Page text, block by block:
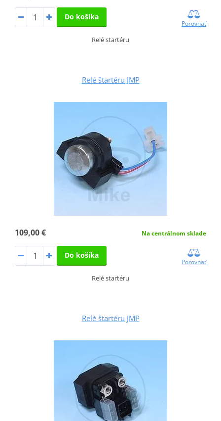
Do košíka
Porovnať
Relé startéru
Relé štartéru JMP
109,00 € Na centrálnom sklade
Do košíka
Porovnať
Relé startéru
Relé štartéru JMP